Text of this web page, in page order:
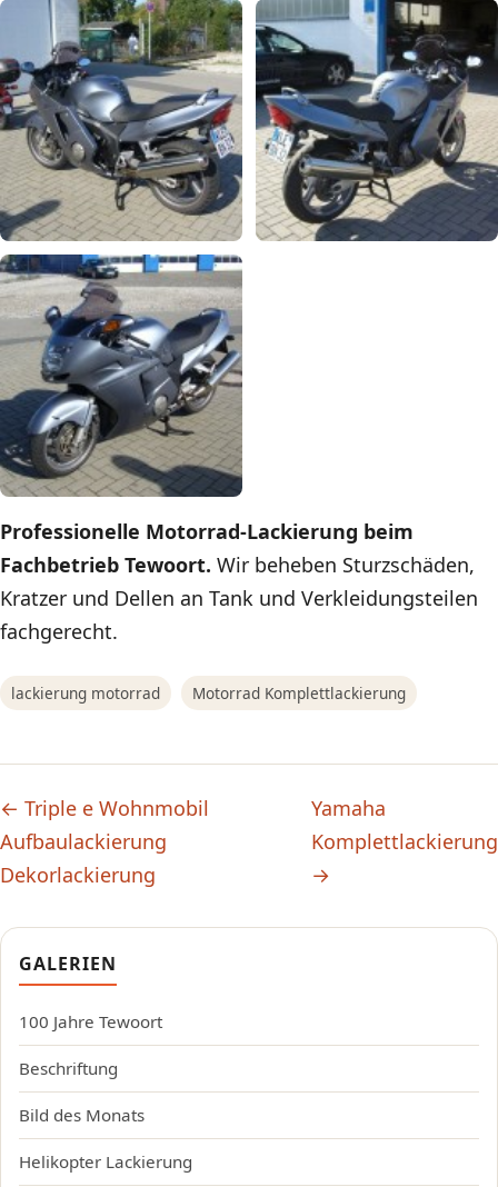
Professionelle Motorrad-Lackierung beim
Fachbetrieb Tewoort. Wir beheben Sturzschäden,
Kratzer und Dellen an Tank und Verkleidungsteilen
fachgerecht.
lackierung motorrad Motorrad Komplettlackierung
← Triple e Wohnmobil
Aufbaulackierung
Dekorlackierung
Yamaha
Komplettlackierung
→
GALERIEN
100 Jahre Tewoort
Beschriftung
Bild des Monats
Helikopter Lackierung